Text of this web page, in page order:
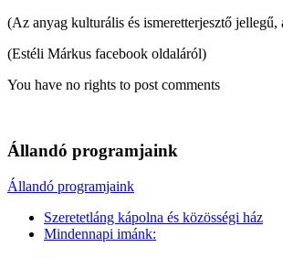
(Az anyag kulturális és ismeretterjesztő
(Estéli Márkus facebook oldaláról)
You have no rights to post comments
Állandó programjaink
Állandó programjaink
Szeretetláng kápolna és közösségi ház
Mindennapi imánk: